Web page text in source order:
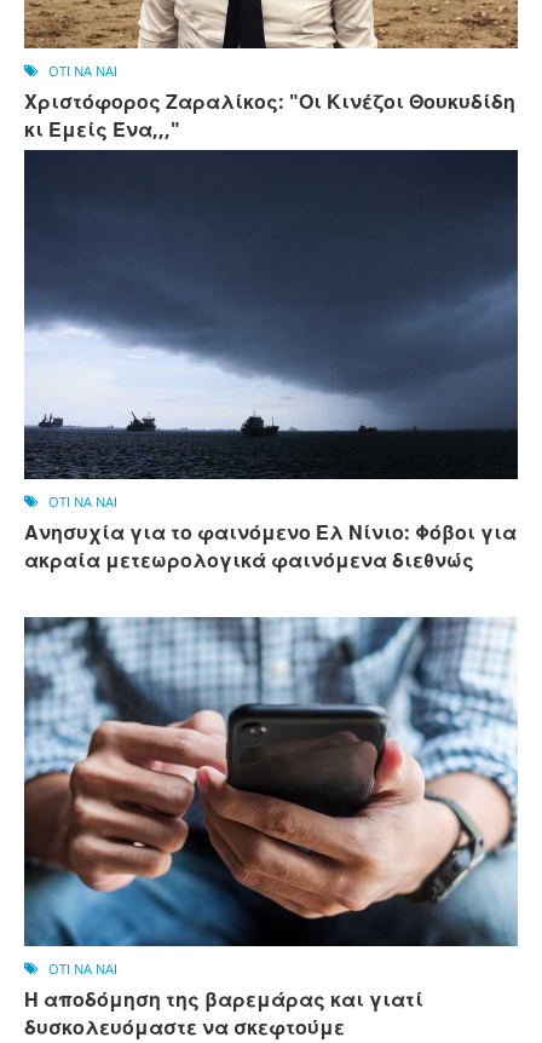
OTI NA NAI
Χριστόφορος Ζαραλίκος: "Οι Κινέζοι Θουκυδίδη
κι Εμείς Ένα,,,"
OTI NA NAI
Ανησυχία για το φαινόμενο Ελ Νίνιο: Φόβοι για
ακραία μετεωρολογικά φαινόμενα διεθνώς
OTI NA NAI
Η αποδόμηση της βαρεμάρας και γιατί
δυσκολευόμαστε να σκεφτούμε